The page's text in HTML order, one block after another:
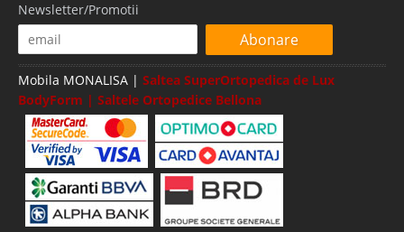
Newsletter/Promotii
Abonare
Mobila MONALISA | Saltea SuperOrtopedica de Lux
BodyForm | Saltele Ortopedice Bellona